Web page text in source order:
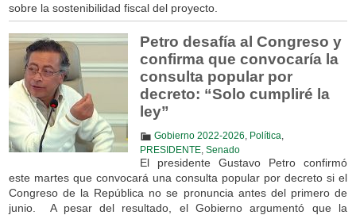
sobre la sostenibilidad fiscal del proyecto.
Petro desafía al Congreso y
confirma que convocaría la
consulta popular por
decreto: “Solo cumpliré la
ley”
Gobierno 2022-2026 Política
PRESIDENTE, Senado
El presidente Gustavo Petro confirmó
este martes que convocará una consulta popular por decreto si el
Congreso de la República no se pronuncia antes del primero de
junio. A pesar del resultado, el Gobierno argumentó que la